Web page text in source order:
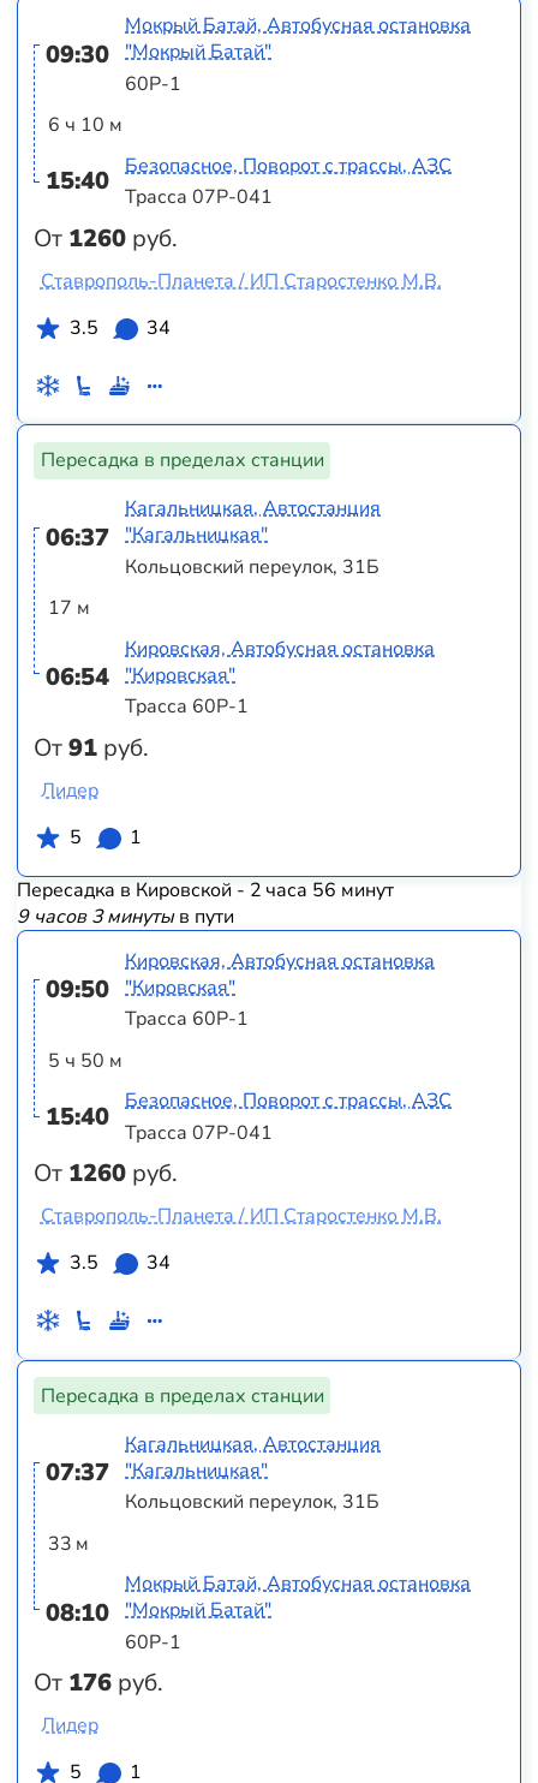
09:30
6 ч 10 м
15:40
От 1260 руб.
Мокрый Батай, Автобусная остановка
"Мокрый Батай"
60Р-1
Безопасное, Поворот с трассы, АЗС
Трасса 07Р-041
Ставрополь-Планета / ИП Старостенко М.В.
3.5
34
Пересадка в пределах станции
06:37
17 м
06:54
От91 руб.
Кагальницкая, Автостанция
"Кагальницкая"
Кольцовский переулок, 31Б
Кировская, Автобусная остановка
"Кировская"
Трасса 60Р-1
Лидер
5
1
Пересадка в Кировской - 2 часа 56 минут
9 часов 3 минутыв пути
09:50
5 ч 50 м
15:40
От 1260 руб.
Кировская, Автобусная остановка
"Кировская"
Трасса 60Р-1
Безопасное, Поворот с трассы, АЗС
Трасса 07Р-041
Ставрополь-Планета / ИП Старостенко М.В.
3.5
34
Пересадка в пределах станции
07:37
33 м
08:10
От 176 руб.
Кагальницкая, Автостанция
"Кагальницкая"
Кольцовский переулок, 31Б
Мокрый Батай, Автобусная остановка
"Мокрый Батай"
60Р-1
Лидер
5
1